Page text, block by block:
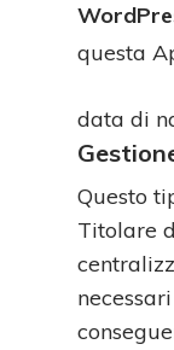
Azienda:
questa
Dati
Personali
trattati:
data di
Questo
Titolare